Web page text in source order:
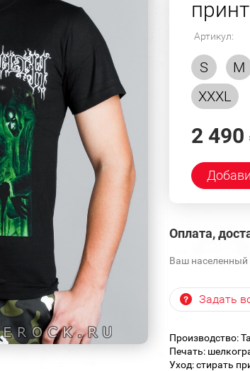
Артикул:
S M
XXXL
2 490
Оплата,
Ваш населенный
Задать
Производство:
Печать:
Уход: стирать